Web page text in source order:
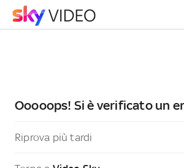
Ooooops! Si è verificato un
Riprova più tardi